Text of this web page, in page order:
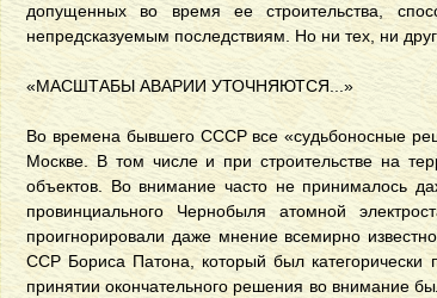
допущенных во время ее строительства,
непредсказуемым последствиям. Но ни тех, ни
«МАСШТАБЫ АВАРИИ УТОЧНЯЮТСЯ...»
Во времена бывшего СССР все «судьбоносные
Москве. В том числе и при строительстве на
объектов. Во внимание часто не принималось
провинциального Чернобыля атомной
проигнорировали даже мнение всемирно
ССР Бориса Патона, который был категорически
принятии окончательного решения во внимание